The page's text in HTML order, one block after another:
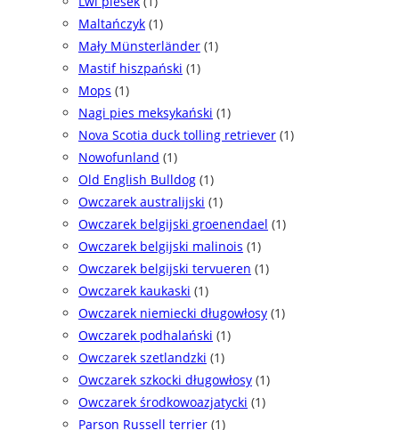
Maltańczyk (1)
Mały Münsterländer (1)
Mastif hiszpański (1)
Mops (1)
Nagi pies meksykański (1)
Nova Scotia duck tolling retriever (1)
Nowofunland (1)
Old English Bulldog (1)
Owczarek australijski (1)
Owczarek belgijski groenendael (1)
Owczarek belgijski malinois (1)
Owczarek belgijski tervueren (1)
Owczarek kaukaski (1)
Owczarek niemiecki długowłosy (1)
Owczarek podhalański (1)
Owczarek szetlandzki (1)
Owczarek szkocki długowłosy (1)
Owczarek środkowoazjatycki (1)
Parson Russell terrier (1)